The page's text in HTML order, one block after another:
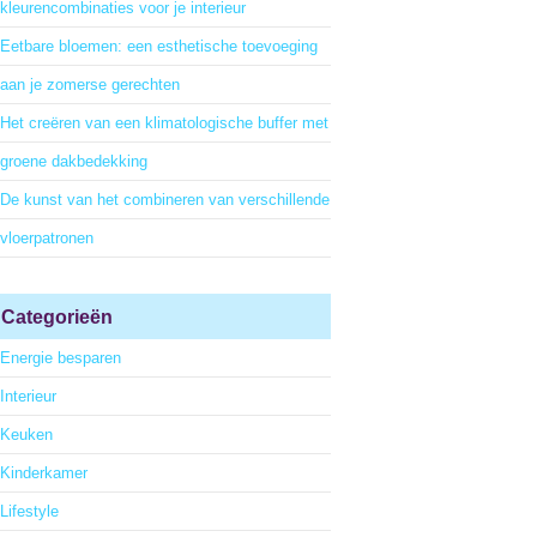
kleurencombinaties voor je interieur
Eetbare bloemen: een esthetische toevoeging
aan je zomerse gerechten
Het creëren van een klimatologische buffer met
groene dakbedekking
De kunst van het combineren van verschillende
vloerpatronen
Categorieën
Energie besparen
Interieur
Keuken
Kinderkamer
Lifestyle